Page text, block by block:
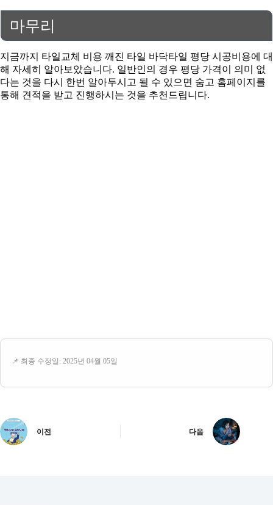
마무리
지금까지 타일교체 비용 깨진 타일 바닥타일 평당 시공비용에 대
해 자세히 알아보았습니다. 일반인의 경우 평당 가격이 의미 없
다는 것을 다시 한번 알아두시고 될 수 있으면 숨고 홈페이지를
통해 견적을 받고 진행하시는 것을 추천드립니다.
📌 최종 수정일: 2025년 04월 05일
이전 다음